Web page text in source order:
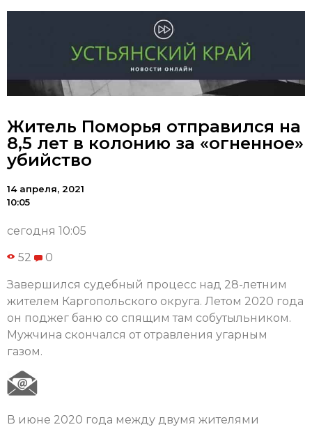
Житель Поморья отправился на
8,5 лет в колонию за «огненное»
убийство
14 апреля, 2021
10:05
сегодня 10:05
52 0
Завершился судебный процесс над 28-летним
жителем Каргопольского округа. Летом 2020 года
он поджег баню со спящим там собутыльником.
Мужчина скончался от отравления угарным
газом.
В июне 2020 года между двумя жителями